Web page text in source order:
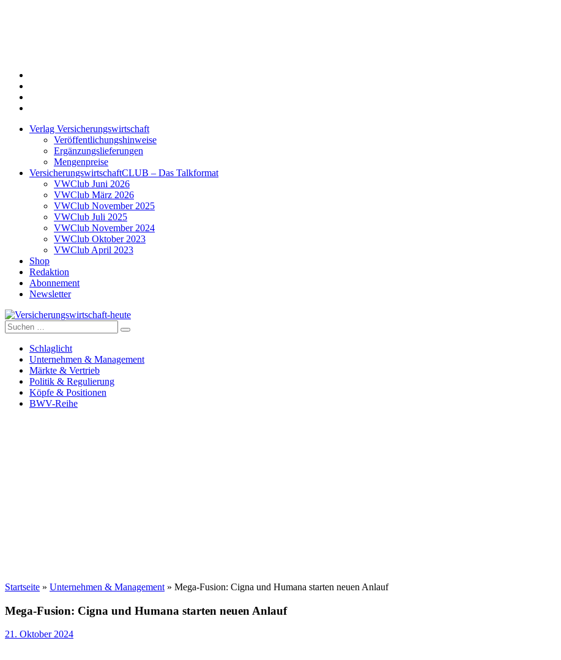
Verlag Versicherungswirtschaft
Veröffentlichungshinweise
Ergänzungslieferungen
Mengenpreise
VersicherungswirtschaftCLUB – Das Talkformat
VWClub Juni 2026
VWClub März 2026
VWClub November 2025
VWClub Juli 2025
VWClub November 2024
VWClub Oktober 2023
VWClub April 2023
Shop
Redaktion
Abonnement
Newsletter
Versicherungswirtschaft-heute
Suche
nach:
Schlaglicht
Unternehmen & Management
Märkte & Vertrieb
Politik & Regulierung
Köpfe & Positionen
BWV-Reihe
Startseite » Unternehmen & Management » Mega-Fusion: Cigna und Humana starten neuen Anlauf
Mega-Fusion: Cigna und Humana starten neuen Anlauf
21. Oktober 2024